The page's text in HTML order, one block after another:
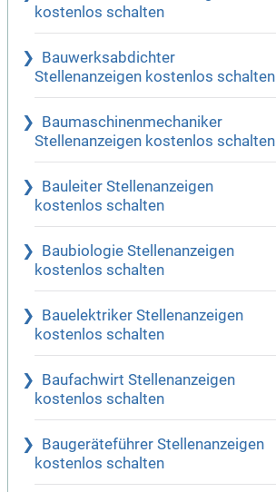
kostenlos schalten
Bauwerksabdichter
Stellenanzeigen kostenlos schalten
Baumaschinenmechaniker
Stellenanzeigen kostenlos schalten
Bauleiter Stellenanzeigen
kostenlos schalten
Baubiologie Stellenanzeigen
kostenlos schalten
Bauelektriker Stellenanzeigen
kostenlos schalten
Baufachwirt Stellenanzeigen
kostenlos schalten
Baugeräteführer Stellenanzeigen
kostenlos schalten